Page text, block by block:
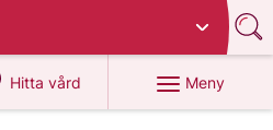
Hitta vård
på 1177.se
Meny